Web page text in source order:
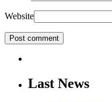
Website
Last News